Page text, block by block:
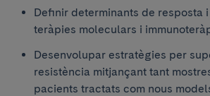
Definir determinants de resposta
teràpies moleculars i
Desenvolupar estratègies per
resistència mitjançant tant
pacients tractats com nous